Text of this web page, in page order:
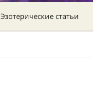
Эзотерические статьи